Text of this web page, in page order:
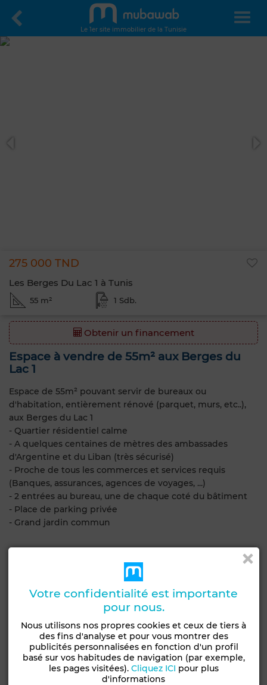
Le 1er site immobilier de la Tunisie
275 000 TND
Les Berges Du Lac 1 à Tunis
55 m² 1 Sdb.
Obtenir un financement
Espace à vendre de 55m² aux Berges du
Lac 1
Espace de 55m² pouvant servir de bureaux ou
d'habitation, entièrement rénové (parquet, murs, etc..),
aux Berges du Lac 1
- Quartier résidentiel calme
- A quelques centaines de mètres des ambassades
d'Argentine et du Liban (très sécurisé)
- Proche de tous les commerces et services requis
(Banques, assurances, agences de voyages, ...)
- 2 entrées au bureau, une de chaque coté du bâtiment
- Place de parking privée
- Grand jardin commun
Caractéristiques générales
Bureau
Jamais habité /
rénové
Années
20-30 ans
Type du sol
Parquet
Jardin
200 m²
Garage
1 Place
Chauffage central
Votre confidentialité est importante
pour nous.
Nous utilisons nos propres cookies et ceux de tiers à
des fins d'analyse et pour vous montrer des
publicités personnalisées en fonction d'un profil
basé sur vos habitudes de navigation (par exemple,
les pages visitées). Cliquez ICI pour plus
d'informations